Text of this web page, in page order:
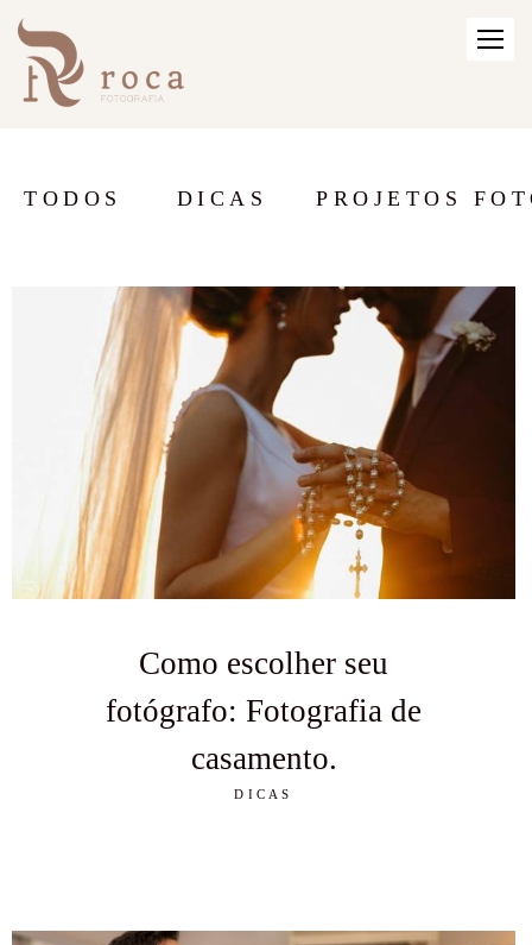
TODOS DICAS PROJETOS
Como escolher seu
fotógrafo: Fotografia de
casamento.
DICAS